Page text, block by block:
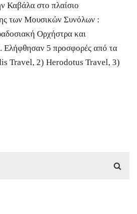
Καβάλα στο πλαίσιο
των Μουσικών Συνόλων :
Ορχήστρα και
5 προσφορές από τα
Travel, 2) Herodotus Travel, 3)